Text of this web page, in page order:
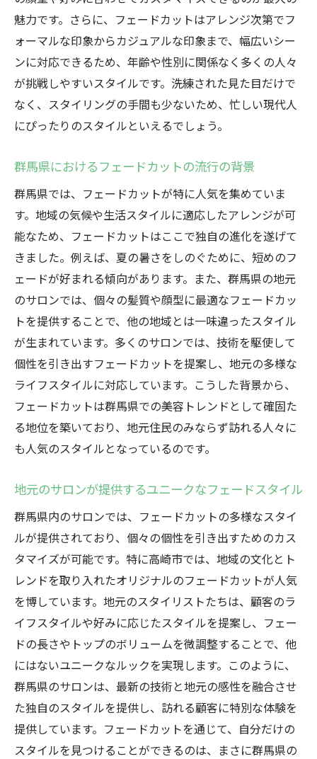
群馬県のトレンドを反映したフェードカッ
ト
フェードカットで叶える自分だけのスタイ
ル
スタイリストが解説するフェードカットの
化
グラデーション技法とは？
フェードカットにおけるグラデーションの
重要性
進化するフェードカットのテクニック
グラデーションがもたらす立体感と奥行き
フェードカットに新たな可能性を開く技術
革新
群馬県のサロンで体感するグラデーション
技法
群馬のサロンが魅せるフェードカットの最前線
群馬県の人気サロンが提案する最新スタイ
ェードカット
トレンドを牽引する群馬のサロン事情
フェードカットのプロフェッショナルとし
ての技術力
群馬のサロンで試したいフェードカットの
バリエーション
地域密着のサロンが誇るフェードカットの
技
フェードカットが群馬県で人気を集める理由
フェードカットの汎用性とその魅力
地域特有のフェードカットトレンドとは
世代を問わないフェードカットの人気の秘
魅力です。さらに、フェードカットはアレンジ次第でフ
ォーマルな印象からカジュアルな印象まで、幅広いシー
ンに対応できるため、年齢や性別に関係なく多くの人々
が挑戦しやすいスタイルです。洗練された見た目だけで
なく、スタイリングの手間も少ないため、忙しい現代人
にぴったりのスタイルといえるでしょう。
群馬県におけるフェードカットの流行の背景
群馬県では、フェードカットが特に人気を集めていま
す。地域の気候や生活スタイルに適応したアレンジが可
能なため、フェードカットはここで独自の進化を遂げて
きました。例えば、夏の暑さをしのぐために、短めのフ
ェードが好まれる傾向があります。また、群馬県の地元
のサロンでは、個々の髪質や顔型に最適なフェードカッ
トを提供することで、他の地域とは一味違ったスタイル
が生まれています。多くのサロンでは、技術を駆使して
個性を引き出すフェードカットを提案し、地元の多様な
ライフスタイルに対応しています。こうした背景から、
フェードカットは群馬県での美容トレンドとして確固た
る地位を築いており、地元住民のみならず訪れる人々に
も人気のスタイルとなっているのです。
地元のサロンが提供するユニークなフェードスタイル
群馬県内のサロンでは、フェードカットの多様なスタイ
ルが提供されており、個々の個性を引き出すためのカス
タマイズが可能です。特に高崎市では、地域の文化とト
レンドを取り入れたオリジナルのフェードカットが人気
を博しています。地元のスタイリストたちは、顧客のラ
イフスタイルや好みに応じたスタイルを提案し、フェー
ドの長さやトップのボリュームを微調整することで、他
にはないユニークなルックを実現します。このように、
群馬県のサロンは、最新の技術と地元の感性を融合させ
た独自のスタイルを提供し、訪れる顧客に特別な体験を
提供しています。フェードカットを通じて、自分だけの
スタイルを見つけることができるのは、まさに群馬県の